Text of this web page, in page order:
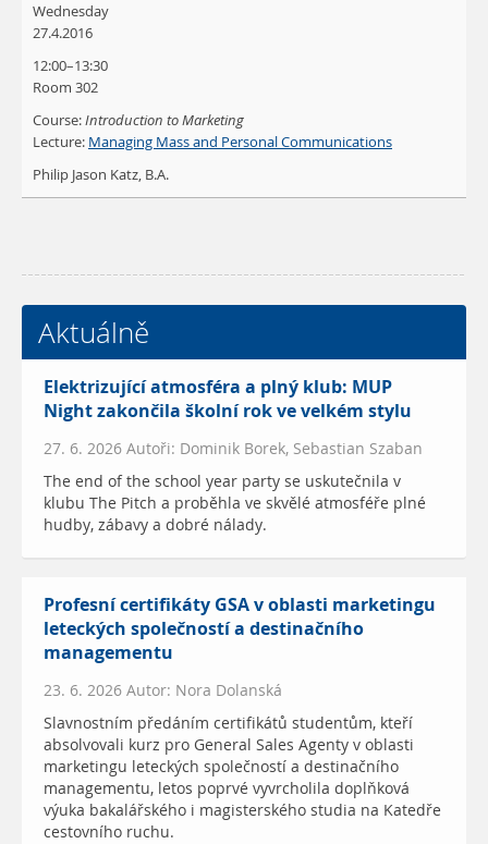
Wednesday
27.4.2016
12:00–13:30
Room 302
Course:Introduction to Marketing
Lecture: Managing Mass and Personal Communications
Philip Jason Katz, B.A.
Aktuálně
Elektrizující atmosféra a plný klub: MUP
Night zakončila školní rok ve velkém stylu
27. 6. 2026 Autoři: Dominik Borek, Sebastian Szaban
The end of the school year party se uskutečnila v
klubu The Pitch a proběhla ve skvělé atmosféře plné
hudby, zábavy a dobré nálady.
Profesní certifikáty GSA v oblasti marketingu
leteckých společností a destinačního
managementu
23. 6. 2026 Autor: Nora Dolanská
Slavnostním předáním certifikátů studentům, kteří
absolvovali kurz pro General Sales Agenty v oblasti
marketingu leteckých společností a destinačního
managementu, letos poprvé vyvrcholila doplňková
výuka bakalářského i magisterského studia na Katedře
cestovního ruchu.